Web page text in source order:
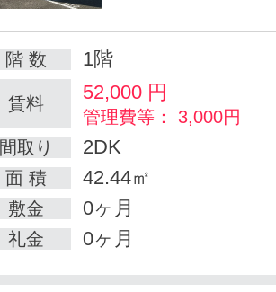
階 数 1階
賃料 52,000 円
管理費等： 3,000円
間取り
2DK
面 積 42.44㎡
敷金 0ヶ月
礼金 0ヶ月